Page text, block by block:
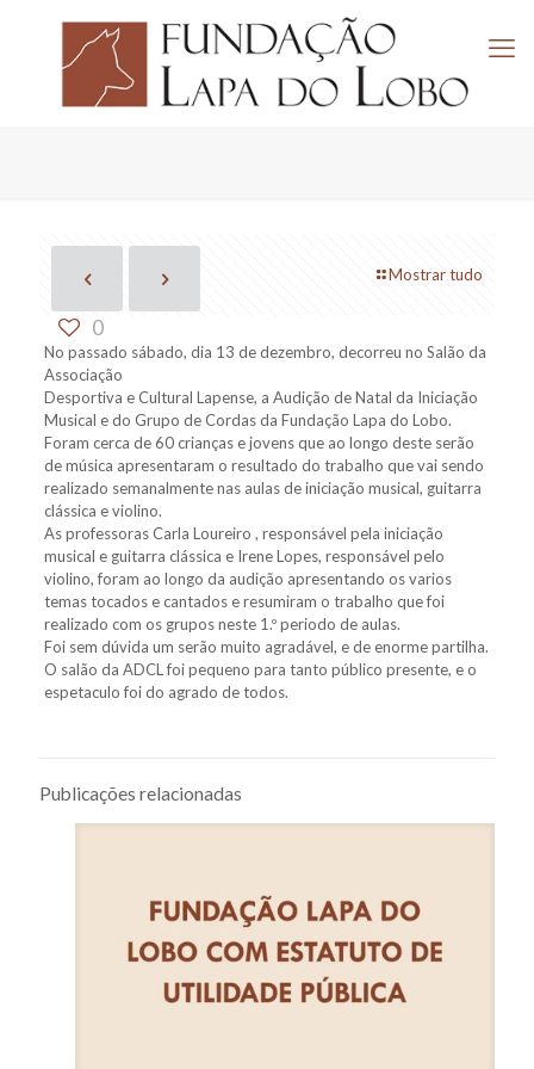
Mostrar tudo
0
No passado sábado, dia 13 de dezembro, decorreu no Salão da
Associação
Desportiva e Cultural Lapense, a Audição de Natal da Iniciação
Musical e do Grupo de Cordas da Fundação Lapa do Lobo.
Foram cerca de 60 crianças e jovens que ao longo deste serão
de música apresentaram o resultado do trabalho que vai sendo
realizado semanalmente nas aulas de iniciação musical, guitarra
clássica e violino.
As professoras Carla Loureiro , responsável pela iniciação
musical e guitarra clássica e Irene Lopes, responsável pelo
violino, foram ao longo da audição apresentando os varios
temas tocados e cantados e resumiram o trabalho que foi
realizado com os grupos neste 1.º periodo de aulas.
Foi sem dúvida um serão muito agradável, e de enorme partilha.
O salão da ADCL foi pequeno para tanto público presente, e o
espetaculo foi do agrado de todos.
Publicações relacionadas